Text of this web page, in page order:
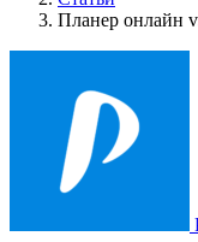
Планер онлайн